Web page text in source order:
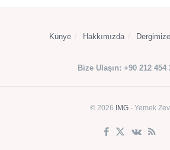
Künye Hakkımızda
Bize Ulaşın: +90 212 454
© 2026 IMG - Yemek